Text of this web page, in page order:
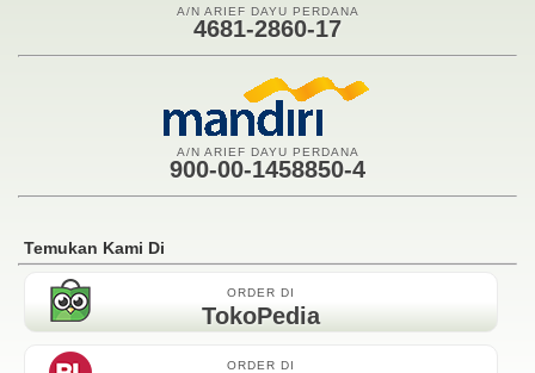
A/N ARIEF DAYU PERDANA
4681-2860-17
A/N ARIEF DAYU PERDANA
900-00-1458850-4
Temukan Kami Di
ORDER DI
TokoPedia
ORDER DI